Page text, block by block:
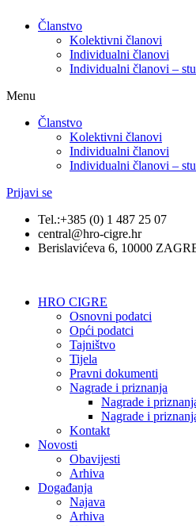
Članstvo
Kolektivni članovi
Individualni članovi
Individualni članovi –
Menu
Članstvo
Kolektivni članovi
Individualni članovi
Individualni članovi –
Prijavi se
Tel.:+385 (0) 1 487 25 07
central@hro-cigre.hr
Berislavićeva 6, 10000
HRO CIGRE
Osnovni podatci​
Opći podatci
Tajništvo
Tijela
Pravni dokumenti
Nagrade i priznanja
Nagrade i
Nagrade i
Kontakt
Novosti
Obavijesti
Arhiva
Događanja
Najava
Arhiva